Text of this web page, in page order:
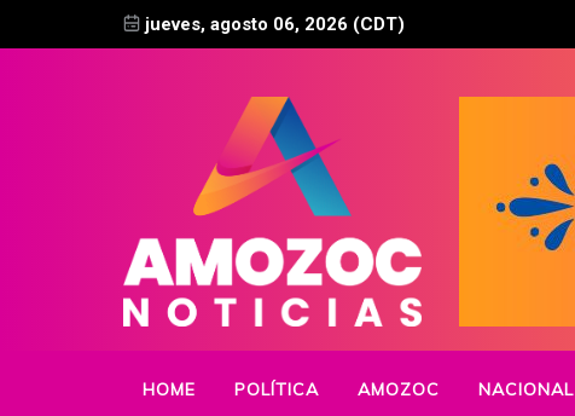
jueves, agosto 06, 2026 (CDT)
HOME POLÍTICA AMOZOC NACIONAL